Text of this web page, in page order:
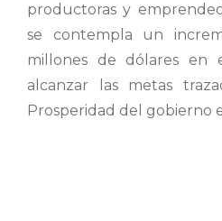
productoras y
se contempla un
millones de dólares en
alcanzar las metas
Prosperidad del gobierno